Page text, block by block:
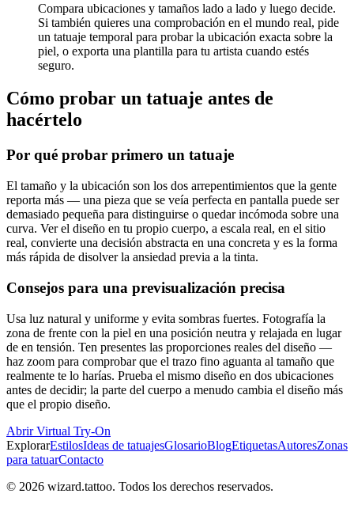
Compara ubicaciones y tamaños lado a lado y luego decide.
Si también quieres una comprobación en el mundo real, pide
un tatuaje temporal para probar la ubicación exacta sobre la
piel, o exporta una plantilla para tu artista cuando estés
seguro.
Cómo probar un tatuaje antes de
hacértelo
Por qué probar primero un tatuaje
El tamaño y la ubicación son los dos arrepentimientos que la gente
reporta más — una pieza que se veía perfecta en pantalla puede ser
demasiado pequeña para distinguirse o quedar incómoda sobre una
curva. Ver el diseño en tu propio cuerpo, a escala real, en el sitio
real, convierte una decisión abstracta en una concreta y es la forma
más rápida de disolver la ansiedad previa a la tinta.
Consejos para una previsualización precisa
Usa luz natural y uniforme y evita sombras fuertes. Fotografía la
zona de frente con la piel en una posición neutra y relajada en lugar
de en tensión. Ten presentes las proporciones reales del diseño —
haz zoom para comprobar que el trazo fino aguanta al tamaño que
realmente te lo harías. Prueba el mismo diseño en dos ubicaciones
antes de decidir; la parte del cuerpo a menudo cambia el diseño más
que el propio diseño.
Abrir Virtual Try-On
ExplorarEstilosIdeas de tatuajesGlosarioBlogEtiquetasAutoresZonas
para tatuarContacto
© 2026 wizard.tattoo. Todos los derechos reservados.